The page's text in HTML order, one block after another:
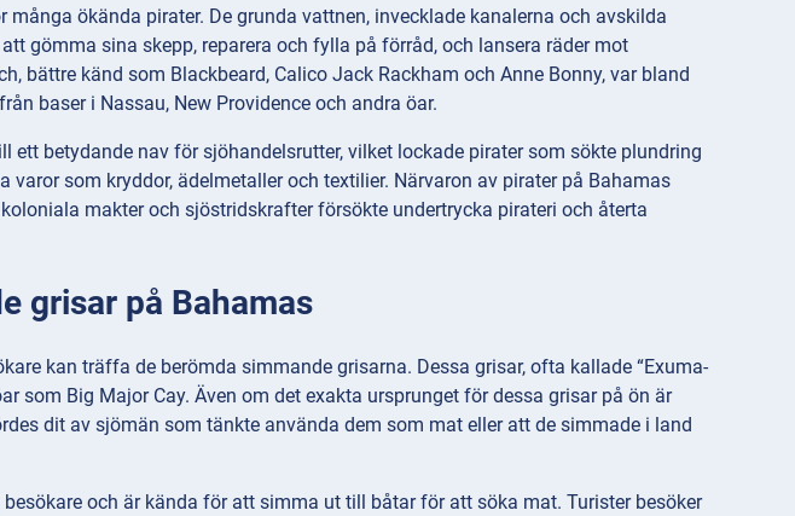
ökända pirater. De grunda vattnen, invecklade kanalerna och avskilda
gömma sina skepp, reparera och fylla på förråd, och lansera räder mot
bättre känd som Blackbeard, Calico Jack Rackham och Anne Bonny, var bland
baser i Nassau, New Providence och andra öar.
ett betydande nav för sjöhandelsrutter, vilket lockade pirater som sökte plundring
som kryddor, ädelmetaller och textilier. Närvaron av pirater på Bahamas
makter och sjöstridskrafter försökte undertrycka pirateri och återta
grisar på Bahamas
kan träffa de berömda simmande grisarna. Dessa grisar, ofta kallade “Exuma-
som Big Major Cay. Även om det exakta ursprunget för dessa grisar på ön är
dit av sjömän som tänkte använda dem som mat eller att de simmade i land
och är kända för att simma ut till båtar för att söka mat. Turister besöker